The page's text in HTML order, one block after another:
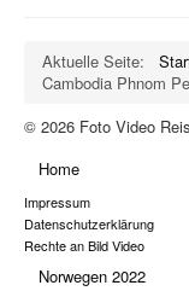
Aktuelle Seite:
Cambodia Phnom
© 2026 Foto Video
Home
Impressum
Datenschutzerklärung
Rechte an Bild Video
Norwegen 2022